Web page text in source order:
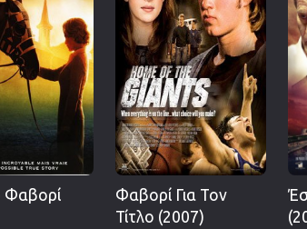
Φαβορί
Φαβορί Για Τον
Τίτλο (2007)